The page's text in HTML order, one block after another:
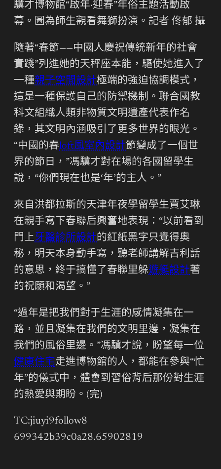
驥才博物館“啟年·迎春”年俗主題活動啟
幕。圖為師生觀看舞獅扮演。記者 佟郁 攝
隨著“春節——中國人慶祝傳統新年的社會
實踐”列進她的天秤座本能，驅使她進入了
一種親子空間設計極端的強迫協調模式，
這是一種保護自己的防禦機制。聯合國教
科文組織人類非物質文明遺產代表作名
錄，其文明內涵吸引了更多世界的眼光。
“中國的春loft風室內設計節變成了一個世
界的節日，”馮驥才對在場的各國留學生
說，“你們現在也是‘年’的主人。”
來自洪都拉斯的天津年夜學留學生賈艾琳
在親手寫下春聯后興奮地表現：“以前看到
門上牙醫診所設計的紅紙黑字只覺得奧
秘，明天本身動手寫，聽老師講解吉利話
的意思，終于搞懂了春聯里躲遊艇設計著
的祝願和渴望。”
“過年是把我們對于生涯的感情凝集在一
路，並且凝集在我們的文明里邊，凝集在
我們的風俗里邊。”馮驥才說，盼望每一位
健康住宅走進博物館的人，都能在參與“忙
年”的儀式中，體會到習俗背后那份對生涯
的熱愛與期盼。(完)
TC:jiuyi9follow8
699342b39c0a28.65902819